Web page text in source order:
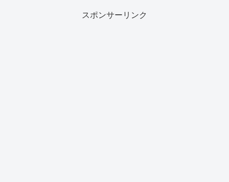
スポンサーリンク